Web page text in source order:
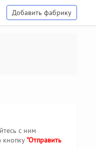
Добавить фабрику
с ним
кнопку "Отправить